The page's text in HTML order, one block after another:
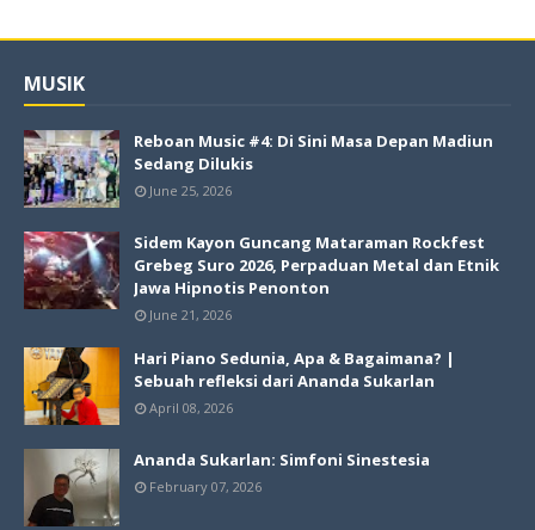
MUSIK
Reboan Music #4: Di Sini Masa Depan Madiun
Sedang Dilukis
June 25, 2026
Sidem Kayon Guncang Mataraman Rockfest
Grebeg Suro 2026, Perpaduan Metal dan Etnik
Jawa Hipnotis Penonton
June 21, 2026
Hari Piano Sedunia, Apa & Bagaimana? |
Sebuah refleksi dari Ananda Sukarlan
April 08, 2026
Ananda Sukarlan: Simfoni Sinestesia
February 07, 2026